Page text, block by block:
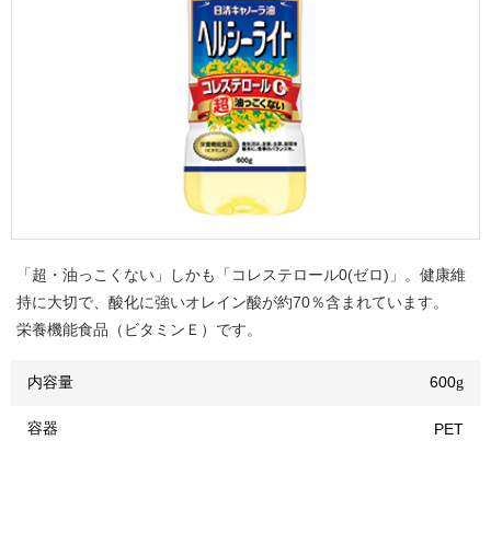
「超・油っこくない」しかも「コレステロール0(ゼロ)」。健康維
持に大切で、酸化に強いオレイン酸が約70％含まれています。
栄養機能食品（ビタミンＥ）です。
内容量 600g
容器 PET